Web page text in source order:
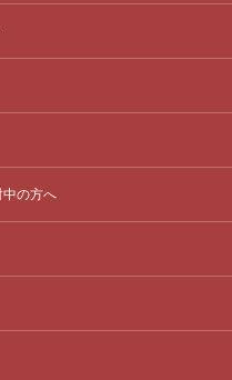
の方へ